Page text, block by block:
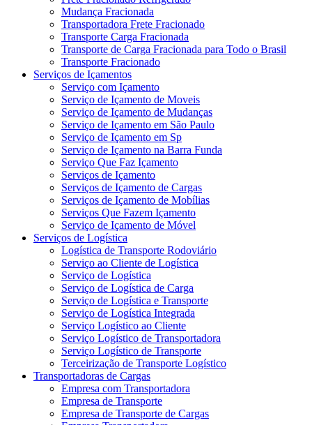
Mudança Fracionada
Transportadora Frete Fracionado
Transporte Carga Fracionada
Transporte de Carga Fracionada para Todo o Brasil
Transporte Fracionado
Serviços de Içamentos
Serviço com Içamento
Serviço de Içamento de Moveis
Serviço de Içamento de Mudanças
Serviço de Içamento em São Paulo
Serviço de Içamento em Sp
Serviço de Içamento na Barra Funda
Serviço Que Faz Içamento
Serviços de Içamento
Serviços de Içamento de Cargas
Serviços de Içamento de Mobílias
Serviços Que Fazem Içamento
Serviço de Içamento de Móvel
Serviços de Logística
Logística de Transporte Rodoviário
Serviço ao Cliente de Logística
Serviço de Logística
Serviço de Logística de Carga
Serviço de Logística e Transporte
Serviço de Logística Integrada
Serviço Logístico ao Cliente
Serviço Logístico de Transportadora
Serviço Logístico de Transporte
Terceirização de Transporte Logístico
Transportadoras de Cargas
Empresa com Transportadora
Empresa de Transporte
Empresa de Transporte de Cargas